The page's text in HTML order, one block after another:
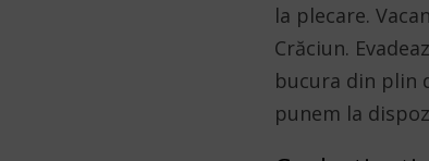
la plecare.
Crăciun.
bucura din plin
punem la